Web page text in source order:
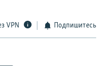
VPN Подпишитесь